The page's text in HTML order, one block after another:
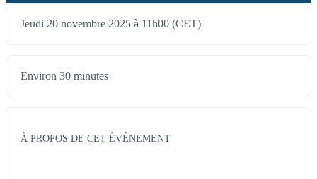
Jeudi 20 novembre 2025 à 11h00 (CET)
Environ 30 minutes
À PROPOS DE CET ÉVÉNEMENT